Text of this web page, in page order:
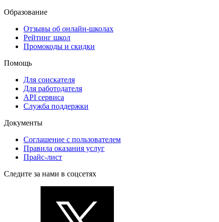
Образование
Отзывы об онлайн-школах
Рейтинг школ
Промокоды и скидки
Помощь
Для соискателя
Для работодателя
API сервиса
Служба поддержки
Документы
Соглашение с пользователем
Правила оказания услуг
Прайс-лист
Следите за нами в соцсетях